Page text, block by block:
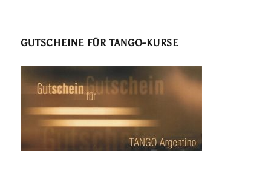
GUTSCHEINE FÜR TANGO-KURSE